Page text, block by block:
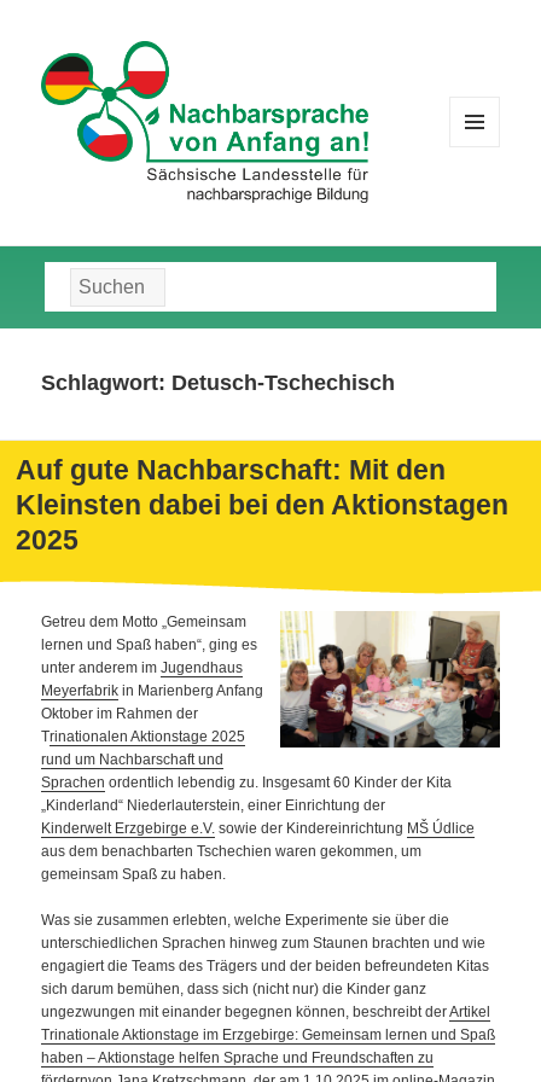
Suche
nach:
Schlagwort: Detusch-Tschechisch
Auf gute Nachbarschaft: Mit den
Kleinsten dabei bei den Aktionstagen
2025
Getreu dem Motto „Gemeinsam
lernen und Spaß haben“, ging es
unter anderem imJugendhaus
Meyerfabrik in Marienberg Anfang
Oktober im Rahmen der
Trinationalen Aktionstage 2025
rund um Nachbarschaft und
Sprachen ordentlich lebendig zu. Insgesamt 60 Kinder der Kita
„Kinderland“ Niederlauterstein, einer Einrichtung der
Kinderwelt Erzgebirge e.V. sowie der Kindereinrichtung MŠ Údlice
aus dem benachbarten Tschechien waren gekommen, um
gemeinsam Spaß zu haben.
Was sie zusammen erlebten, welche Experimente sie über die
unterschiedlichen Sprachen hinweg zum Staunen brachten und wie
engagiert die Teams des Trägers und der beiden befreundeten Kitas
sich darum bemühen, dass sich (nicht nur) die Kinder ganz
ungezwungen mit einander begegnen können, beschreibt derArtikel
Trinationale Aktionstage im Erzgebirge: Gemeinsam lernen und Spaß
haben – Aktionstage helfen Sprache und Freundschaften zu